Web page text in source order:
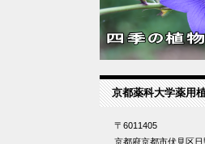
京都薬科大学薬用
〒6011405
京都府京都市伏見区